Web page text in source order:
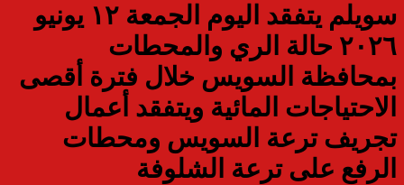
سويلم يتفقد اليوم الجمعة ١٢ يونيو
٢٠٢٦ حالة الري والمحطات
بمحافظة السويس خلال فترة أقصى
الاحتياجات المائية ويتفقد أعمال
تجريف ترعة السويس ومحطات
الرفع على ترعة الشلوفة